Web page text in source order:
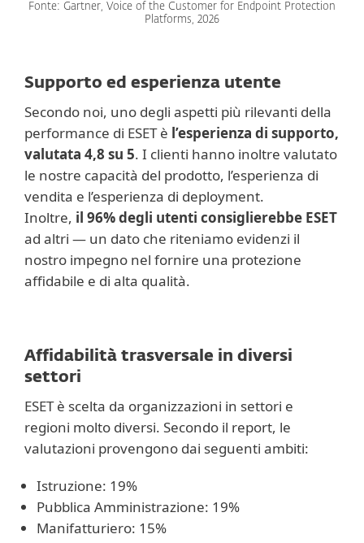
Fonte: Gartner, Voice of the Customer for Endpoint Protection
Platforms, 2026
Supporto ed esperienza utente
Secondo noi, uno degli aspetti più rilevanti della
performance di ESET è l’esperienza di supporto,
valutata 4,8 su 5. I clienti hanno inoltre valutato
le nostre capacità del prodotto, l’esperienza di
vendita e l’esperienza di deployment.
Inoltre, il 96% degli utenti consiglierebbe ESET
ad altri — un dato che riteniamo evidenzi il
nostro impegno nel fornire una protezione
affidabile e di alta qualità.
Affidabilità trasversale in diversi
settori
ESET è scelta da organizzazioni in settori e
regioni molto diversi. Secondo il report, le
valutazioni provengono dai seguenti ambiti:
Istruzione: 19%
Pubblica Amministrazione: 19%
Manifatturiero: 15%